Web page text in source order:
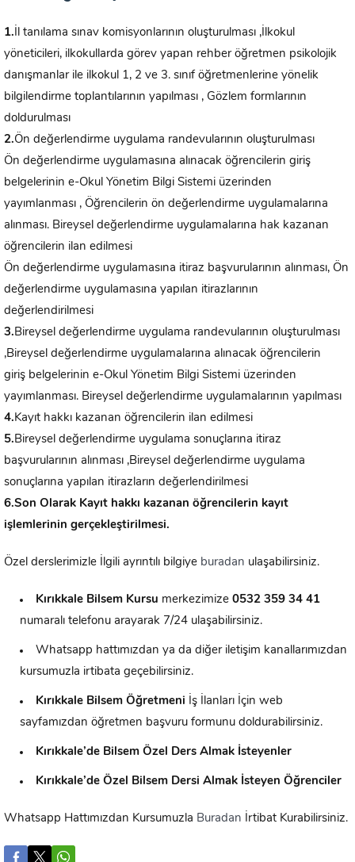
1.İl tanılama sınav komisyonlarının oluşturulması ,İlkokul
yöneticileri, ilkokullarda görev yapan rehber öğretmen psikolojik
danışmanlar ile ilkokul 1, 2 ve 3. sınıf öğretmenlerine yönelik
bilgilendirme toplantılarının yapılması , Gözlem formlarının
doldurulması
2.Ön değerlendirme uygulama randevularının oluşturulması
Ön değerlendirme uygulamasına alınacak öğrencilerin giriş
belgelerinin e-Okul Yönetim Bilgi Sistemi üzerinden
yayımlanması , Öğrencilerin ön değerlendirme uygulamalarına
alınması. Bireysel değerlendirme uygulamalarına hak kazanan
öğrencilerin ilan edilmesi
Ön değerlendirme uygulamasına itiraz başvurularının alınması, Ön
değerlendirme uygulamasına yapılan itirazlarının
değerlendirilmesi
3.Bireysel değerlendirme uygulama randevularının oluşturulması
,Bireysel değerlendirme uygulamalarına alınacak öğrencilerin
giriş belgelerinin e-Okul Yönetim Bilgi Sistemi üzerinden
yayımlanması. Bireysel değerlendirme uygulamalarının yapılması
4.Kayıt hakkı kazanan öğrencilerin ilan edilmesi
5.Bireysel değerlendirme uygulama sonuçlarına itiraz
başvurularının alınması ,Bireysel değerlendirme uygulama
sonuçlarına yapılan itirazların değerlendirilmesi
6.Son Olarak Kayıt hakkı kazanan öğrencilerin kayıt
işlemlerinin gerçekleştirilmesi.
Özel derslerimizle İlgili ayrıntılı bilgiye buradan ulaşabilirsiniz.
Kırıkkale Bilsem Kursu merkezimize 0532 359 34 41
numaralı telefonu arayarak 7/24 ulaşabilirsiniz.
Whatsapp hattımızdan ya da diğer iletişim kanallarımızdan
kursumuzla irtibata geçebilirsiniz.
Kırıkkale Bilsem Öğretmeni İş İlanları İçin web
sayfamızdan öğretmen başvuru formunu doldurabilirsiniz.
Kırıkkale’de Bilsem Özel Ders Almak İsteyenler
Kırıkkale’de Özel Bilsem Dersi Almak İsteyen Öğrenciler
Whatsapp Hattımızdan Kursumuzla Buradan İrtibat Kurabilirsiniz.